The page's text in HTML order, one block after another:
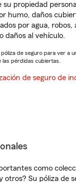
su propiedad
humo, daños
por agua, robos,
daños al vehículo.
de seguro para ver a
pérdidas cubiertas.
de seguro de
como
otros? Su póliza de